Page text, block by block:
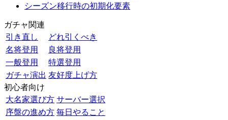
シーズン移行時の初期化要素
ガチャ関連
引き直し
どれ引くべき
名将登用
良将登用
一般登用
特選登用
ガチャ演出 友好度上げ方
初心者向け
大名家選び方 サーバー選択
序盤の進め方 毎日やること